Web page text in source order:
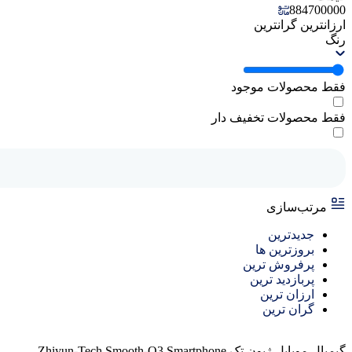
884700000
ارزانترین گرانترین
رنگ
فقط محصولات موجود
فقط محصولات تخفیف دار
مرتب‌سازی
جدیدترین
بروزترین ها
پرفروش ترین
پربازدید ترین
ارزان ترین
گران ترین